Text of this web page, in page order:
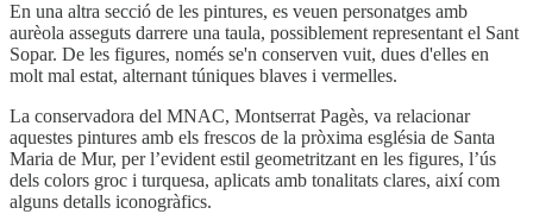
En una altra secció de les pintures, es veuen personatges amb
aurèola asseguts darrere una taula, possiblement representant el Sant
Sopar. De les figures, només se'n conserven vuit, dues d'elles en
molt mal estat, alternant túniques blaves i vermelles.
La conservadora del MNAC, Montserrat Pagès, va relacionar
aquestes pintures amb els frescos de la pròxima església de Santa
Maria de Mur, per l’evident estil geometritzant en les figures, l’ús
dels colors groc i turquesa, aplicats amb tonalitats clares, així com
alguns detalls iconogràfics.